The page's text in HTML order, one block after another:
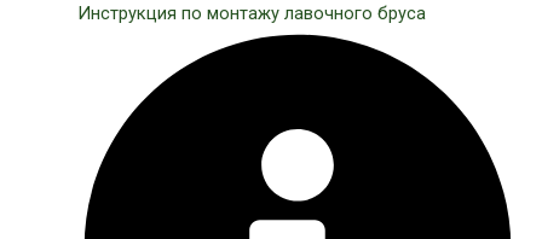
Инструкция по монтажу лавочного бруса